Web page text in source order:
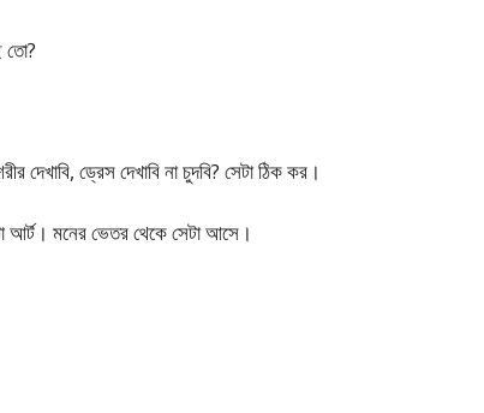
তো?
ড্রেস দেখাবি না চুদবি? সেটা ঠিক কর।
আর্ট। মনের ভেতর থেকে সেটা আসে।